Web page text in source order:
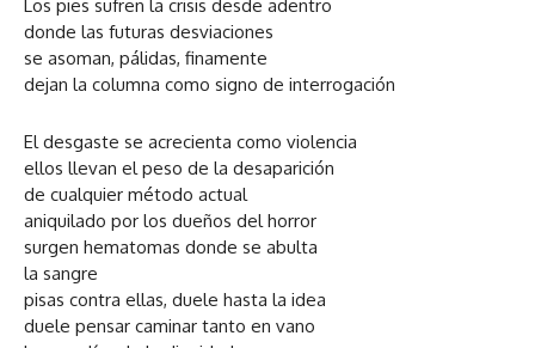
Los pies sufren la crisis desde adentro
donde las futuras desviaciones
se asoman, pálidas, finamente
dejan la columna como signo de interrogación
El desgaste se acrecienta como violencia
ellos llevan el peso de la desaparición
de cualquier método actual
aniquilado por los dueños del horror
surgen hematomas donde se abulta
la sangre
pisas contra ellas, duele hasta la idea
duele pensar caminar tanto en vano